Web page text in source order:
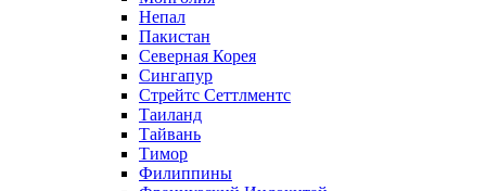
Непал
Пакистан
Северная Корея
Сингапур
Стрейтс Сеттлментс
Таиланд
Тайвань
Тимор
Филиппины